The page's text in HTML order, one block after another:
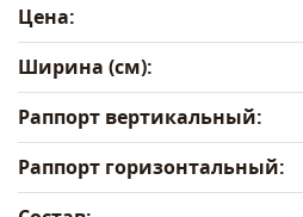
Цена:
Ширина (см):
Раппорт вертикальный:
Раппорт горизонтальный: